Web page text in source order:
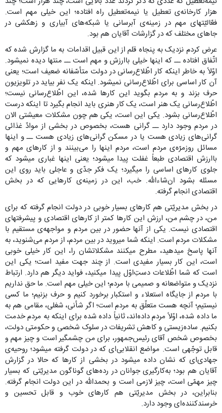
هزار کارخانه‌ی تعطیل یا نیمه‌تعطیل راه افتاده؛ این خیلی مهم است.
فعّالیّتهای مهم در زمینه‌ی آبرسانی یا شبکه‌های آبیاری و زهکشی در
جاهای مختلف که در گزارشات آقایان هم بود.
عرض کردم نزدیک به پنجاه قلم از این قبیل اقدامات به ما گزارش شده که
اتّفاق افتاده ــ که اینها خیلی باارزش و مهم است ــ منتها دیده نمیشود.
اوّلاً به خاطر اینکه کار اطّلاع‌رسانی در دولت متأسّفانه ضعیف است؛ یعنی
آن کار اساسی برای اطّلاع‌رسانی نمیشود. اینکه یک نفر بیاید در تلویزیون
حرف بزند و به مردم بگوید این کارها شده، این اطّلاع‌رسانی نیست؛
اطّلاع‌رسانی یک هنر است، یک کار هنری باید انجام بگیرد تا اینکه درست
اطّلاع‌رسانی بشود. یکی این است، یکی هم چون مشکلات معیشتی الان
در مردم وجود دارد ــ گرانی هست، بخصوص در بخشی از موادّ غذائی
گرانی‌های زیادی هست یا در مسکن گرانی‌های زیادی هست ــ و اینها
مسائل روزمرّه‌ی مردم است، مردم اینها را می‌بینند و از کارهای مهم و
باارزش اقتصادی طبعاً غفلت پیدا میشود؛ یعنی اینها غباری میشود که
جلوی کارهای اساسی را میگیرد؛ یک فکر جدّی و عاجلی باید روی این
مسئله بشود ان‌شاء‌الله. خب، این در زمینه‌ی کارهایی که در بخش
اقتصادی انجام گرفته.
در بخش مدیریّتی هم کارهای بسیار خوبی در دولت انجام گرفته که برای
من، در چشم من، ارزش این کارها کمتر از کارهای اقتصادی و پیشرفتهای
اقتصادی نیست. یکی از آنها حضور در بین مردم و مواجهه‌ی مستقیم با
مشکلات مردم است. اینکه شما میروید در بین مردم، از مردم می‌شنوید، به
آنها پاسخ میدهید، مطرح میکنند مشکلاتشان را، این کار خیلی خوبی
است، این کار بسیار مفیدی است. از چند جهت مفید است؛ یکی‌ این
است که شما اطّلاعات دستِ‌اوّل پیدا میکنید، فواید دیگر هم دارد. ارتباط
نزدیک و متواضعانه و صمیمی با مردم؛ این خیلی مهم است. ما حق نداریم
با مردم از جایگاه استعلاء و استکبار برخورد کنیم و حرف بزنیم؛ ما کسی
نیستیم؛ آنچه هست متعلّق به مردم است؛ اگر شأنی، شغلی، مقامی هم به
ما داده شده، اوّلاً مردم داده‌اند، ثانیاً داده شده برای اینکه به مردم خدمت
بکنیم. ساده‌زیستی و کاهش تشریفات در سلوک شخصی و حکومتی دولت،
بخصوص شخص آقای رئیس‌جمهور، برای من چشمگیر است و چیز مهم و
قابل توجّهی است. مواضع انقلابی‌ای که در دولت گرفته میشود؛ روحیه‌ی
جهادی‌ای که نشان داده میشود در بخشی از کارها که حالا در گزارش
آقایان هم بود؛ به‌کارگیری جوانان در رده‌های گوناگون مدیریّتی که بسیار
چیز مهمّی است، چیز لازمی است و بحمدالله در این دولت انجام گرفته.
بنابراین، در بخش مدیریّتی هم کارهای خوب و قابل تحسین و
خرسندکننده‌ای وجود دارد.